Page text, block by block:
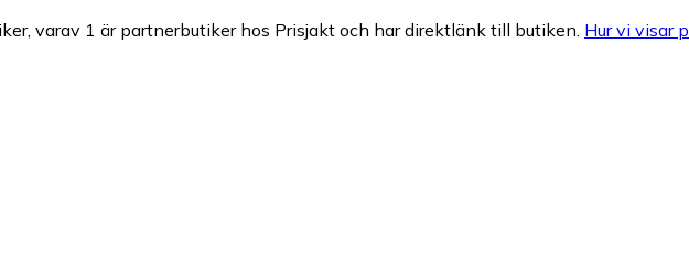
varav 1 är partnerbutiker hos Prisjakt och har direktlänk till butiken. Hur vi visar